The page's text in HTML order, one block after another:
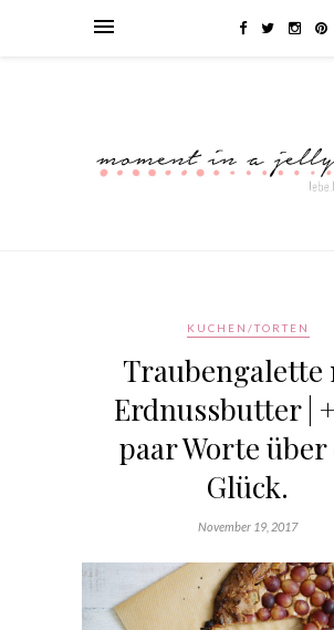
KUCHEN/TORTEN
Traubengalette
Erdnussbutter |
paar Worte über
Glück.
November 19, 2017